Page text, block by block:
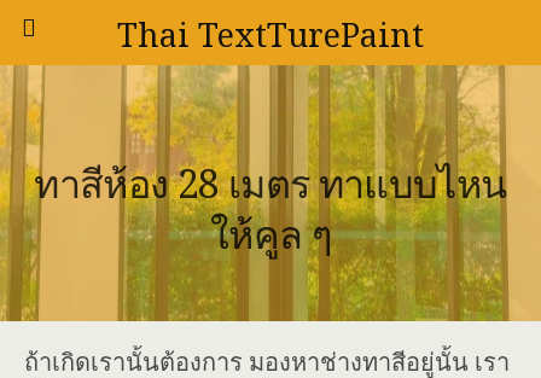
Thai TextTurePaint
ทาสีห้อง 28 เมตร ทาแบบไหน
ให้คูล ๆ
ถ้าเกิดเรานั้นต้องการ มองหาช่างทาสีอยู่นั้น เรา